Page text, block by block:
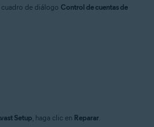
cuadro de diálogo Control de cuentas de
Setup, haga clic en Reparar.